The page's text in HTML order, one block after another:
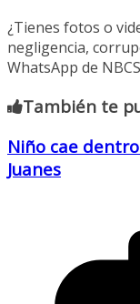
¿Tienes fotos o
negligencia,
WhatsApp de
También te
Niño cae
Juanes